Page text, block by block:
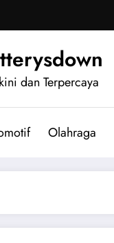
dan Terpercaya
Olahraga